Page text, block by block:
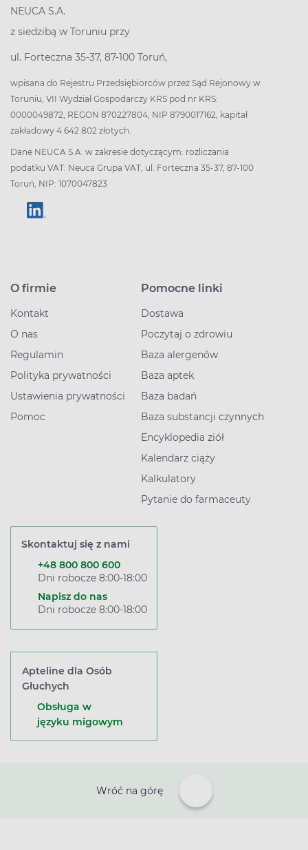
NEUCA S.A.
z siedzibą w Toruniu przy
ul. Forteczna 35-37, 87-100 Toruń,
wpisana do Rejestru Przedsiębiorców przez Sąd Rejonowy w
Toruniu, VII Wydział Gospodarczy KRS pod nr KRS:
0000049872, REGON 870227804, NIP 8790017162, kapitał
zakładowy 4 642 802 złotych.
Dane NEUCA S.A. w zakresie dotyczącym: rozliczania
podatku VAT: Neuca Grupa VAT, ul. Forteczna 35-37, 87-100
Toruń, NIP: 1070047823
O firmie
Kontakt
O nas
Regulamin
Polityka prywatności
Ustawienia prywatności
Pomoc
Pomocne linki
Dostawa
Poczytaj o zdrowiu
Baza alergenów
Baza aptek
Baza badań
Baza substancji czynnych
Encyklopedia ziół
Kalendarz ciąży
Kalkulatory
Pytanie do farmaceuty
Skontaktuj się z nami
+48 800 800 600
Dni robocze 8:00-18:00
Napisz do nas
Dni robocze 8:00-18:00
Apteline dla Osób
Głuchych
Obsługa w
języku migowym
Wróć na górę